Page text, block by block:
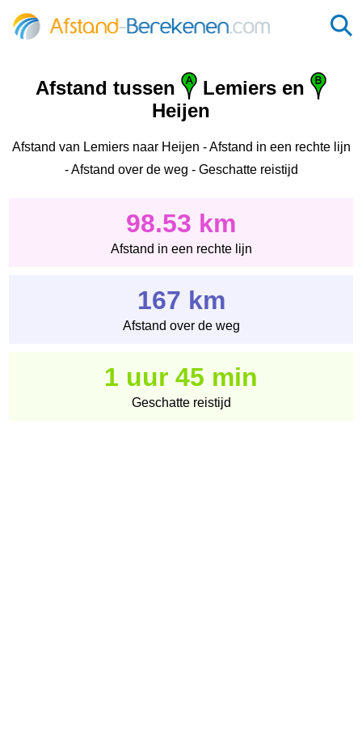
Afstand tussen
Lemiers en
Heijen
Afstand van Lemiers naar Heijen - Afstand in een rechte lijn
- Afstand over de weg - Geschatte reistijd
98.53 km
Afstand in een rechte lijn
167 km
Afstand over de weg
1 uur 45 min
Geschatte reistijd